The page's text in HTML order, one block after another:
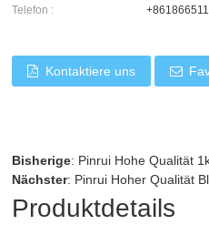
Telefon :
Kontaktiere uns
Bisherige: Pinrui Hohe Qualität
Nächster: Pinrui Hoher Qualität
Produktdetails